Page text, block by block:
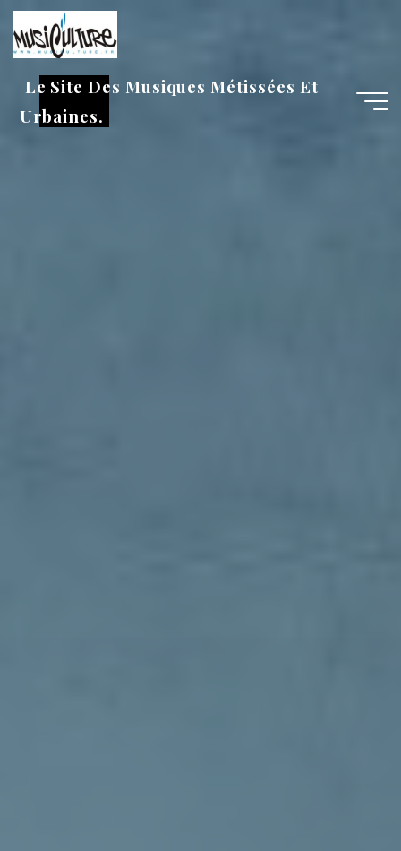
Aller
au
contenu
Le Site Des Musiques Métissées Et
Urbaines.